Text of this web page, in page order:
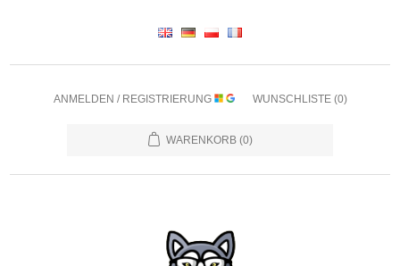
ANMELDEN / REGISTRIERUNG WUNSCHLISTE (0)
WARENKORB (0)